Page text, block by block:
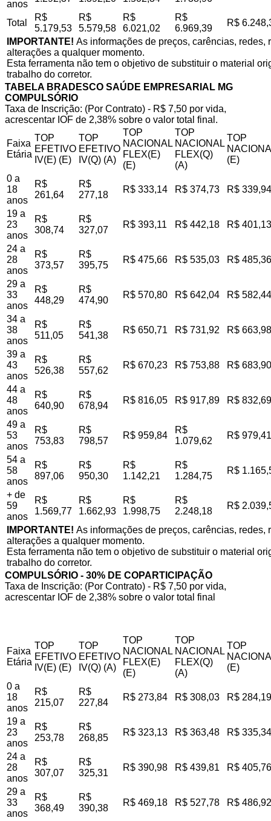
anos
Total
R$
5.179,53
R$
5.579,58
R$
6.021,02
R$
6.969,39
R$
IMPORTANTE! As informações de preços, carências,
alterações a qualquer momento.
Esta ferramenta não tem o objetivo de substituir o material
trabalho do corretor.
TABELA BRADESCO SAÚDE EMPRESARIAL MG
COMPULSÓRIO
Taxa de Inscrição: (Por Contrato) - R$ 7,50 por vida,
acrescentar IOF de 2,38% sobre o valor total final.
Faixa
Etária
TOP
EFETIVO
IV(E) (E)
TOP
EFETIVO
IV(Q) (A)
TOP
NACIONAL
FLEX(E)
(E)
TOP
NACIONAL
FLEX(Q)
(A)
TOP
(E)
0 a
18
anos
R$
261,64
R$
277,18
R$ 333,14 R$ 374,73 R$ 339,94
19 a
23
anos
R$
308,74
R$
327,07
R$ 393,11 R$ 442,18 R$ 401,13
24 a
28
anos
R$
373,57
R$
395,75
R$ 475,66 R$ 535,03 R$ 485,36
29 a
33
anos
R$
448,29
R$
474,90
R$ 570,80 R$ 642,04 R$ 582,44
34 a
38
anos
R$
511,05
R$
541,38
R$ 650,71 R$ 731,92 R$ 663,98
39 a
43
anos
R$
526,38
R$
557,62
R$ 670,23 R$ 753,88 R$ 683,90
44 a
48
anos
R$
640,90
R$
678,94
R$ 816,05 R$ 917,89 R$ 832,69
49 a
53
anos
R$
753,83
R$
798,57
R$ 959,84
R$
1.079,62
R$ 979,41
54 a
58
anos
R$
897,06
R$
950,30
R$
1.142,21
R$
1.284,75
R$
+ de
59
anos
R$
1.569,77
R$
1.662,93
R$
1.998,75
R$
2.248,18
R$
IMPORTANTE! As informações de preços, carências,
alterações a qualquer momento.
Esta ferramenta não tem o objetivo de substituir o material
trabalho do corretor.
COMPULSÓRIO - 30% DE COPARTICIPAÇÃO
Taxa de Inscrição: (Por Contrato) - R$ 7,50 por vida,
acrescentar IOF de 2,38% sobre o valor total final
Faixa
Etária
TOP
EFETIVO
IV(E) (E)
TOP
EFETIVO
IV(Q) (A)
TOP
NACIONAL
FLEX(E)
(E)
TOP
NACIONAL
FLEX(Q)
(A)
TOP
(E)
0 a
18
anos
R$
215,07
R$
227,84
R$ 273,84 R$ 308,03 R$ 284,19
19 a
23
anos
R$
253,78
R$
268,85
R$ 323,13 R$ 363,48 R$ 335,34
24 a
28
anos
R$
307,07
R$
325,31
R$ 390,98 R$ 439,81 R$ 405,76
29 a
33
anos
R$
368,49
R$
390,38
R$ 469,18 R$ 527,78 R$ 486,92